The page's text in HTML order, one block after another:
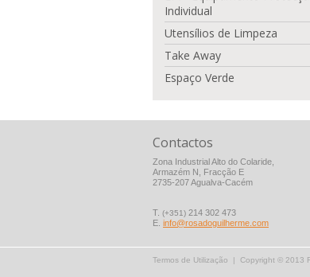
Individual
Utensílios de Limpeza
Take Away
Espaço Verde
Contactos
Zona Industrial Alto do Colaride,
Armazém N, Fracção E
2735-207 Agualva-Cacém
T. (+351) 214 302 473
E. info@rosadoguilherme.com
Termos de Utilização | Copyright © 2013